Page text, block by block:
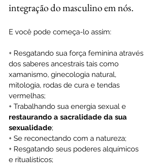
integração do masculino em nós.
E você pode começa-lo assim:
+ Resgatando sua força feminina através
dos saberes ancestrais tais como
xamanismo, ginecologia natural,
mitologia, rodas de cura e tendas
vermelhas;
+ Trabalhando sua energia sexual e
restaurando a sacralidade da sua
sexualidade;
+ Se reconectando com a natureza;
+ Resgatando seus poderes alquímicos
e ritualísticos;